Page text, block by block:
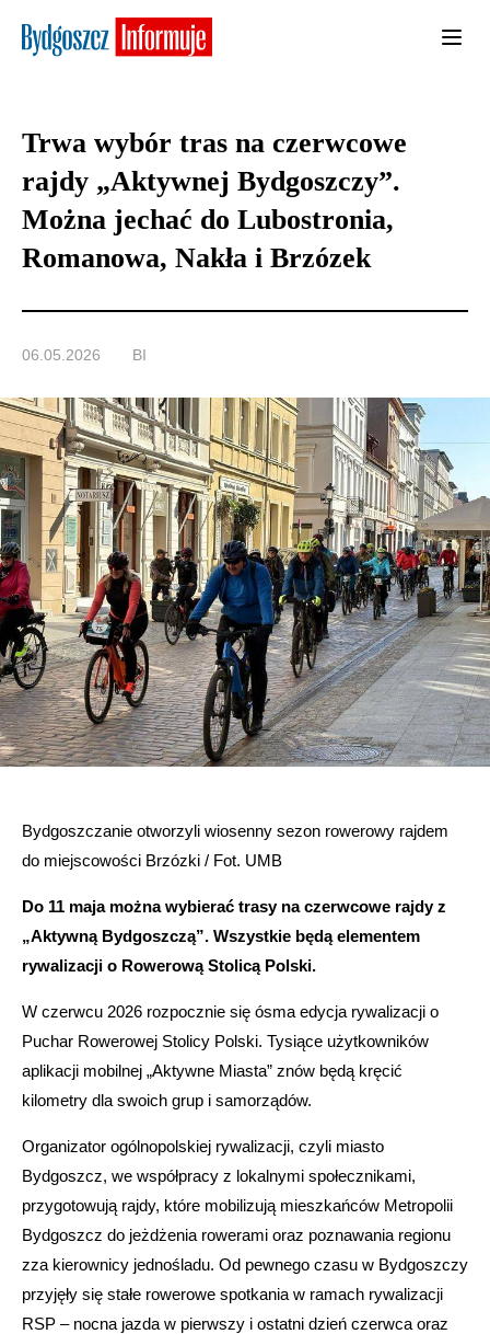
Trwa wybór tras na czerwcowe
rajdy „Aktywnej Bydgoszczy”.
Można jechać do Lubostronia,
Romanowa, Nakła i Brzózek
06.05.2026 BI
Bydgoszczanie otworzyli wiosenny sezon rowerowy rajdem
do miejscowości Brzózki / Fot. UMB
Do 11 maja można wybierać trasy na czerwcowe rajdy z
„Aktywną Bydgoszczą”. Wszystkie będą elementem
rywalizacji o Rowerową Stolicą Polski.
W czerwcu 2026 rozpocznie się ósma edycja rywalizacji o
Puchar Rowerowej Stolicy Polski. Tysiące użytkowników
aplikacji mobilnej „Aktywne Miasta” znów będą kręcić
kilometry dla swoich grup i samorządów.
Organizator ogólnopolskiej rywalizacji, czyli miasto
Bydgoszcz, we współpracy z lokalnymi społecznikami,
przygotowują rajdy, które mobilizują mieszkańców Metropolii
Bydgoszcz do jeżdżenia rowerami oraz poznawania regionu
zza kierownicy jednośladu. Od pewnego czasu w Bydgoszczy
przyjęły się stałe rowerowe spotkania w ramach rywalizacji
RSP – nocna jazda w pierwszy i ostatni dzień czerwca oraz